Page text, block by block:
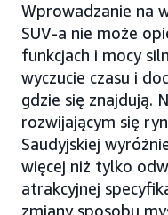
Wprowadzanie na
SUV-a nie może
funkcjach i mocy
wyczucie czasu i
gdzie się znajdują.
rozwijającym się
Saudyjskiej
więcej niż tylko
atrakcyjnej
zmiany sposobu